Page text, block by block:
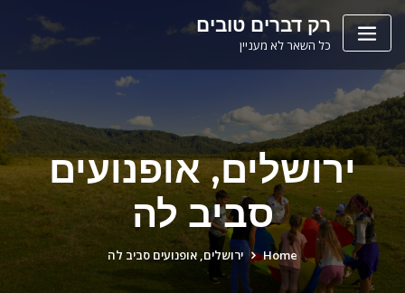
content
רק דברים טובים
כל השאר לא מעניין
ירושלים, אופנועים
סביב לה
Home ירושלים, אופנועים סביב לה